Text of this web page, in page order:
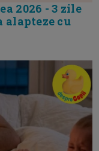
2026 - 3 zile
alapteze cu